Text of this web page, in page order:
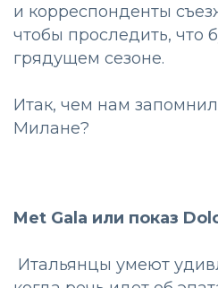
и корреспонденты
чтобы проследить, что
грядущем сезоне.
Итак, чем нам
Милане?
Met Gala или показ
Итальянцы умеют